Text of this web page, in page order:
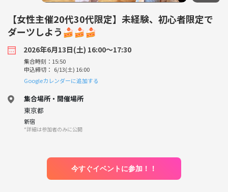
【女性主催20代30代限定】未経験、初心者限定で
ダーツしよう🍰🍰🍰
2026年6月13日(土) 16:00〜17:30
集合時刻：15:50
申込締切： 6/13(土) 16:00
Googleカレンダーに追加する
集合場所・開催場所
東京都
新宿
*詳細は参加者のみに公開
今すぐイベントに参加！！